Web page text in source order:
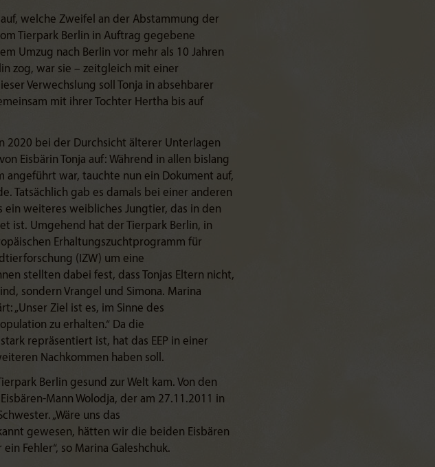
welche Zweifel an der Abstammung der
Tierpark Berlin in Auftrag gegebene
Umzug nach Berlin vor mehr als 10 Jahren
zog, war sie – zeitgleich mit einer
Verwechslung soll Tonja in absehbarer
mit ihrer Tochter Hertha bis auf
2020 bei der Durchsicht älterer Unterlagen
Eisbärin Tonja auf: Während in allen bislang
war, tauchte nun ein Dokument auf,
Tatsächlich gab es damals bei einer anderen
ein weiteres weibliches Jungtier, das in den
ist. Umgehend hat der Tierpark Berlin, in
Erhaltungszuchtprogramm für
(IZW) um eine
stellten dabei fest, dass Tonjas Eltern nicht,
sondern Vrangel und Simona. Marina
„Unser Ziel ist es, im Sinne des
zu erhalten.“ Da die
repräsentiert ist, hat das EEP in einer
Nachkommen haben soll.
Berlin gesund zur Welt kam. Von den
Mann Wolodja, der am 27.11.2011 in
„Wäre uns das
gewesen, hätten wir die beiden Eisbären
Fehler“, so Marina Galeshchuk.